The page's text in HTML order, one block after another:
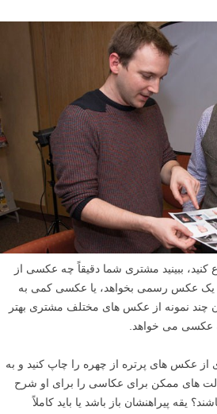
ببینید مشتری شما دقیقاً چه عکسی از
عکس رسمی بخواهد، یا عکسی کمی به
چند نمونه از عکس های مختلف مشتری بهتر
عکسی می خواهد.
عکس های پرتره از چهره را چاپ کنید و به
های ممکن برای عکاسی را برای او شرح
یقه پیراهنشان باز باشد یا باید کاملاً